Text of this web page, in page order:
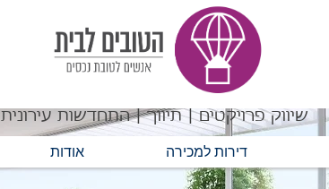
אודות דירות למכירה
שיווק פרויקטים | תיווך | התחדשות עירונית